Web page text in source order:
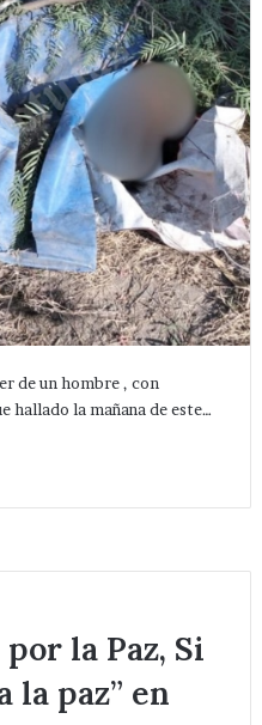
de un hombre , con
hallado la mañana de este…
la Paz, Si
la paz” en